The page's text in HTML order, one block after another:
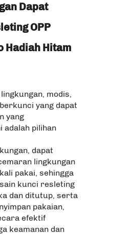
Dapat
OPP
Hadiah Hitam
modis,
yang dapat
yang
adalah pilihan
dapat
lingkungan
pakai, sehingga
kunci resleting
dan ditutup, serta
pakaian,
efektif
keamanan dan